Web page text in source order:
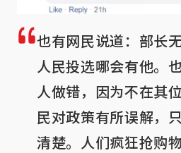
也有网民说道：部长
人民投选哪会有他。
人做错，因为不在其
民对政策有所误解，
清楚。人们疯狂抢购